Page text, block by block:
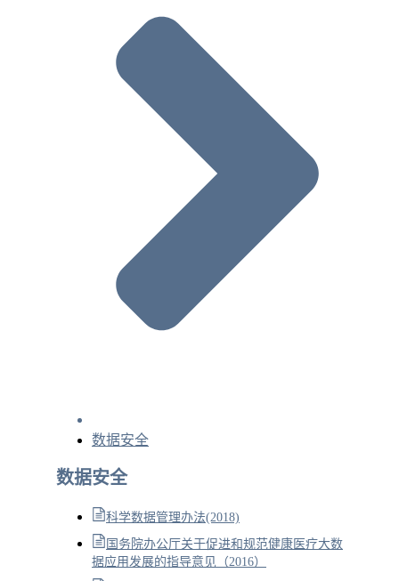
数据安全
数据安全
科学数据管理办法(2018)
国务院办公厅关于促进和规范健康医疗大数
据应用发展的指导意见（2016）